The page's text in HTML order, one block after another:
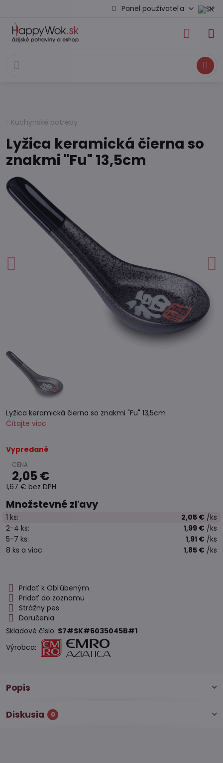
Panel používateľa
Hľadať
Kuchynské potreby
Lyžica keramická čierna so
znakmi "Fu" 13,5cm
Lyžica keramická čierna so znakmi "Fu" 13,5cm
Čítajte viac
Vypredané
2,05 €
1,67 € bez DPH
Množstevné zľavy
1 ks: 2,05 € /ks
2-4 ks: 1,99 € /ks
5-7 ks: 1,91 € /ks
8 ks a viac: 1,85 € /ks
Pridať k Obľúbeným
Pridať do zoznamu
Strážny pes
Doručenia
Skladové číslo: S7#SK#6035045B#1
Výrobca:
Popis
Diskusia 0